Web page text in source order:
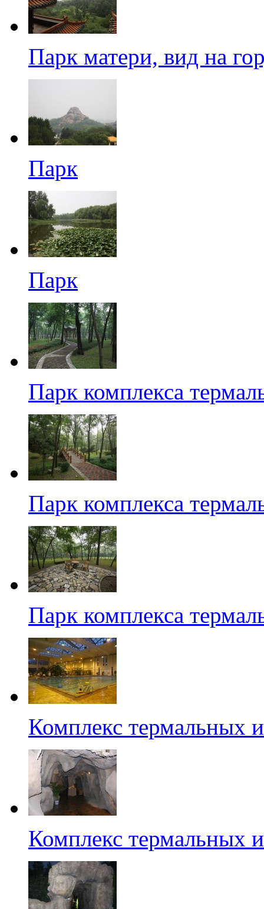
Парк матери, вид на
Парк
Парк
Парк комплекса
Парк комплекса
Парк комплекса
Комплекс термальных
Комплекс термальных